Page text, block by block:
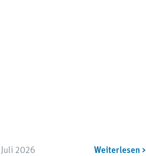
Juli 2026 Weiterlesen >